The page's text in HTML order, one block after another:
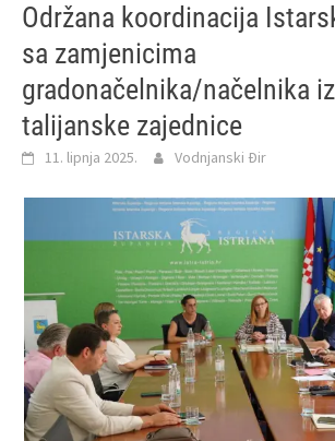
Održana koordinacija
sa zamjenicima
gradonačelnika/načelnika
talijanske zajednice
11. lipnja 2025. Vodnjanski Đir